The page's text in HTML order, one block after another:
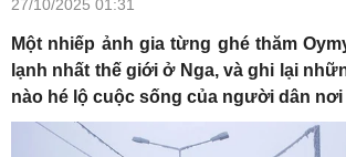
27/10/2025 01:31
Một nhiếp ảnh gia từng ghé thăm
lạnh nhất thế giới ở Nga, và ghi lại
nào hé lộ cuộc sống của người dân nơi